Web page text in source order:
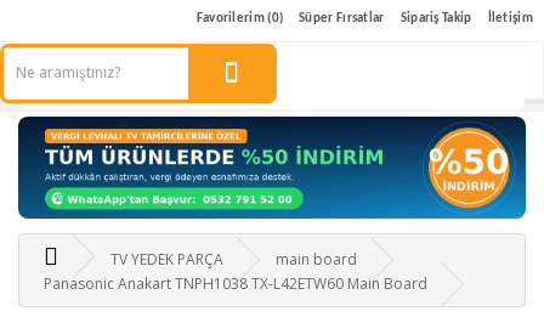
Favorilerim (0) Süper Fırsatlar Sipariş Takip İletişim
TV YEDEK PARÇA
main board
Panasonic Anakart TNPH1038 TX-L42ETW60 Main Board